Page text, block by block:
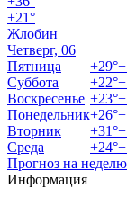
+21°
Жлобин
Четверг, 06
Пятница
+29°+
Суббота
+22°+
Воскресенье +23°+
Понедельник+26°+
Вторник
+31°+
Среда
+24°+
Прогноз на неделю
Информация